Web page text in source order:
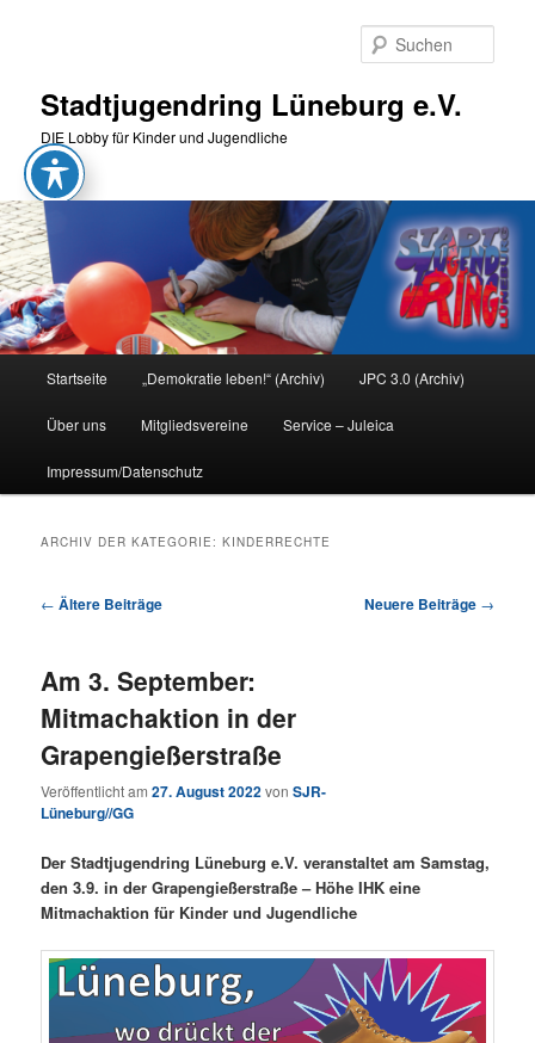
Stadtjugendring Lüneburg e.V.
DIE Lobby für Kinder und Jugendliche
Startseite „Demokratie leben!“ (Archiv) JPC 3.0 (Archiv)
Über uns Mitgliedsvereine Service – Juleica
Impressum/Datenschutz
ARCHIV DER KATEGORIE:KINDERRECHTE
Beitragsnavigation
← Ältere Beiträge Neuere Beiträge →
Am 3. September:
Mitmachaktion in der
Grapengießerstraße
Veröffentlicht am27. August 2022vonSJR-
Lüneburg//GG
Der Stadtjugendring Lüneburg e.V. veranstaltet am Samstag,
den 3.9. in der Grapengießerstraße – Höhe IHK eine
Mitmachaktion für Kinder und Jugendliche